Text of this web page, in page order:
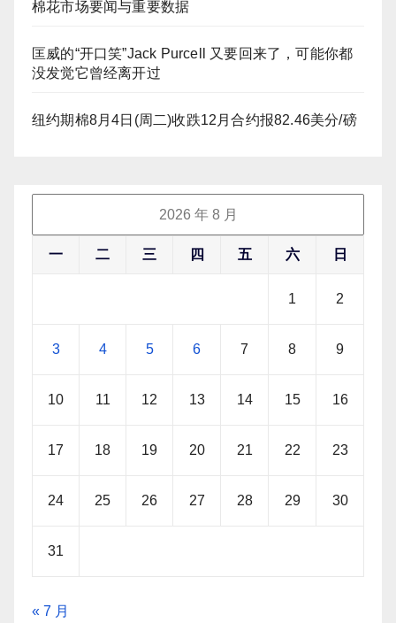
棉花市场要闻与重要数据
匡威的“开口笑”Jack Purcell 又要回来了，可能你都
没发觉它曾经离开过
纽约期棉8月4日(周二)收跌12月合约报82.46美分/磅
2026 年 8 月
一 二 三 四 五 六 日
1 2
3 4 5 6 7 8 9
10 11 12 13 14 15 16
17 18 19 20 21 22 23
24 25 26 27 28 29 30
31
« 7 月